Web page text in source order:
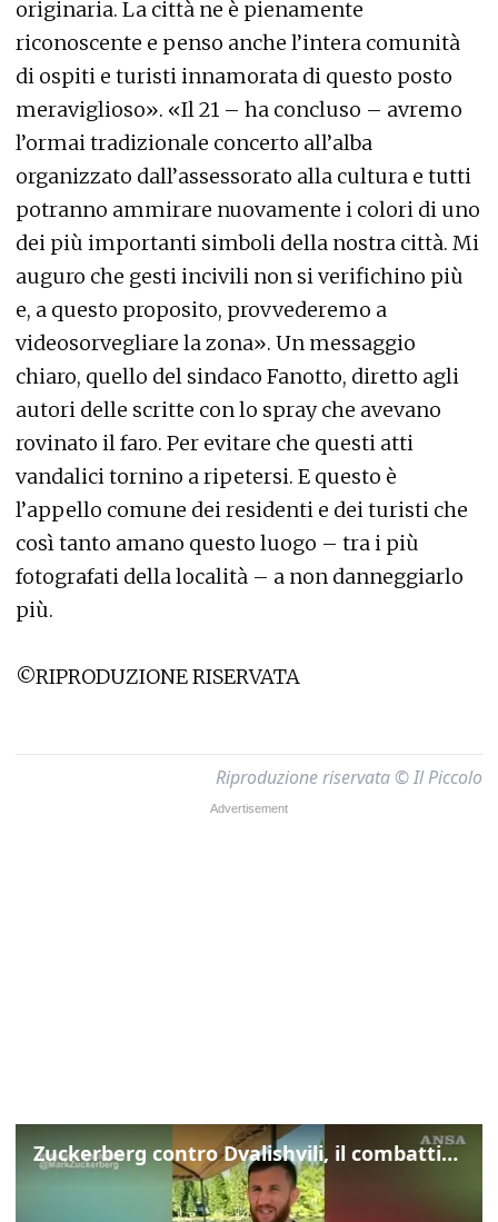
originaria. La città ne è pienamente
riconoscente e penso anche l’intera comunità
di ospiti e turisti innamorata di questo posto
meraviglioso». «Il 21 – ha concluso – avremo
l’ormai tradizionale concerto all’alba
organizzato dall’assessorato alla cultura e tutti
potranno ammirare nuovamente i colori di uno
dei più importanti simboli della nostra città. Mi
auguro che gesti incivili non si verifichino più
e, a questo proposito, provvederemo a
videosorvegliare la zona». Un messaggio
chiaro, quello del sindaco Fanotto, diretto agli
autori delle scritte con lo spray che avevano
rovinato il faro. Per evitare che questi atti
vandalici tornino a ripetersi. E questo è
l’appello comune dei residenti e dei turisti che
così tanto amano questo luogo – tra i più
fotografati della località – a non danneggiarlo
più.
©RIPRODUZIONE RISERVATA
Riproduzione riservata © Il Piccolo
Zuckerberg contro Dvalishvili, il combattimento in mezzo a un lago